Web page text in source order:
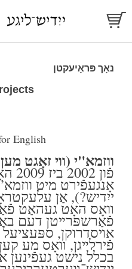
נאָך פּראָיעקטן
English
ווזמא"י (ווי זאָגט
פֿון
אָנגעפֿירט מיט
ייִדיש?), אַן
װאָס האָט געהאַט
פֿאַרשפּרײטן דעם
אױסדרוקן,
פֿירלײגן, װאָס מע
בכלל נישט געפֿינען